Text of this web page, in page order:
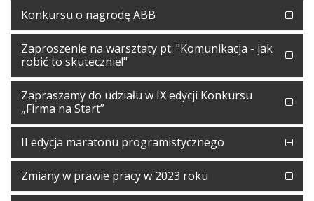
Konkursu o nagrodę ABB
Zaproszenie na warsztaty pt. "Komunikacja - jak
robić to skutecznie!"
Zapraszamy do udziału w IX edycji Konkursu
„Firma na Start”
II edycja maratonu programistycznego
Zmiany w prawie pracy w 2023 roku